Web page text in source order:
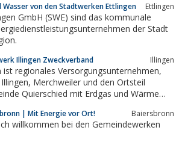
Wasser von den Stadtwerken Ettlingen Ettlingen
GmbH (SWE) sind das kommunale
der Stadt
Illingen Zweckverband Illingen
ist regionales Versorgungsunternehmen,
den Ortsteil
Quierschied mit Erdgas und Wärme
| Mit Energie vor Ort! Baiersbronn
willkommen bei den Gemeindewerken